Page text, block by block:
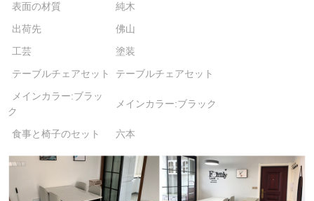
表面の材質
純木
出荷先
佛山
工芸
塗装
テーブルチェアセット
テーブルチェアセット
メインカラー:ブラッ
ク
メインカラー:ブラック
食事と椅子のセット 六本